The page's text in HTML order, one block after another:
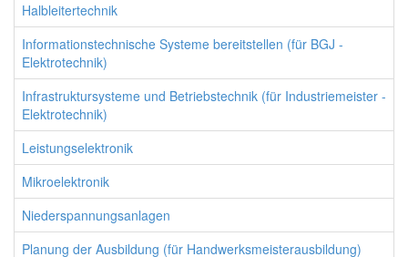
Halbleitertechnik
Informationstechnische Systeme bereitstellen (für BGJ -
Elektrotechnik)
Infrastruktursysteme und Betriebstechnik (für Industriemeister -
Elektrotechnik)
Leistungselektronik
Mikroelektronik
Niederspannungsanlagen
Planung der Ausbildung (für Handwerksmeisterausbildung)